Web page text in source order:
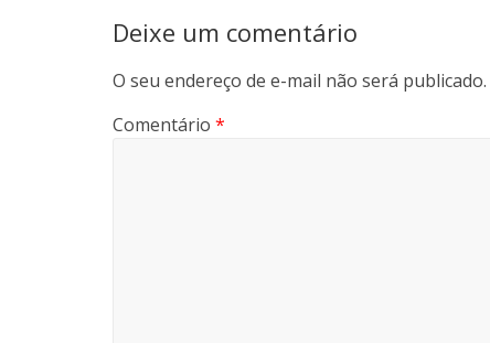
Deixe um comentário
O seu endereço de e-mail não será publicado.
Comentário *